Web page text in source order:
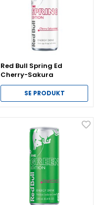
Red Bull Spring Ed
Cherry-Sakura
24x250ml NP
SE PRODUKT